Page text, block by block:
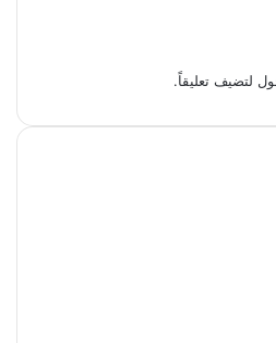
لتضيف تعليقاً.